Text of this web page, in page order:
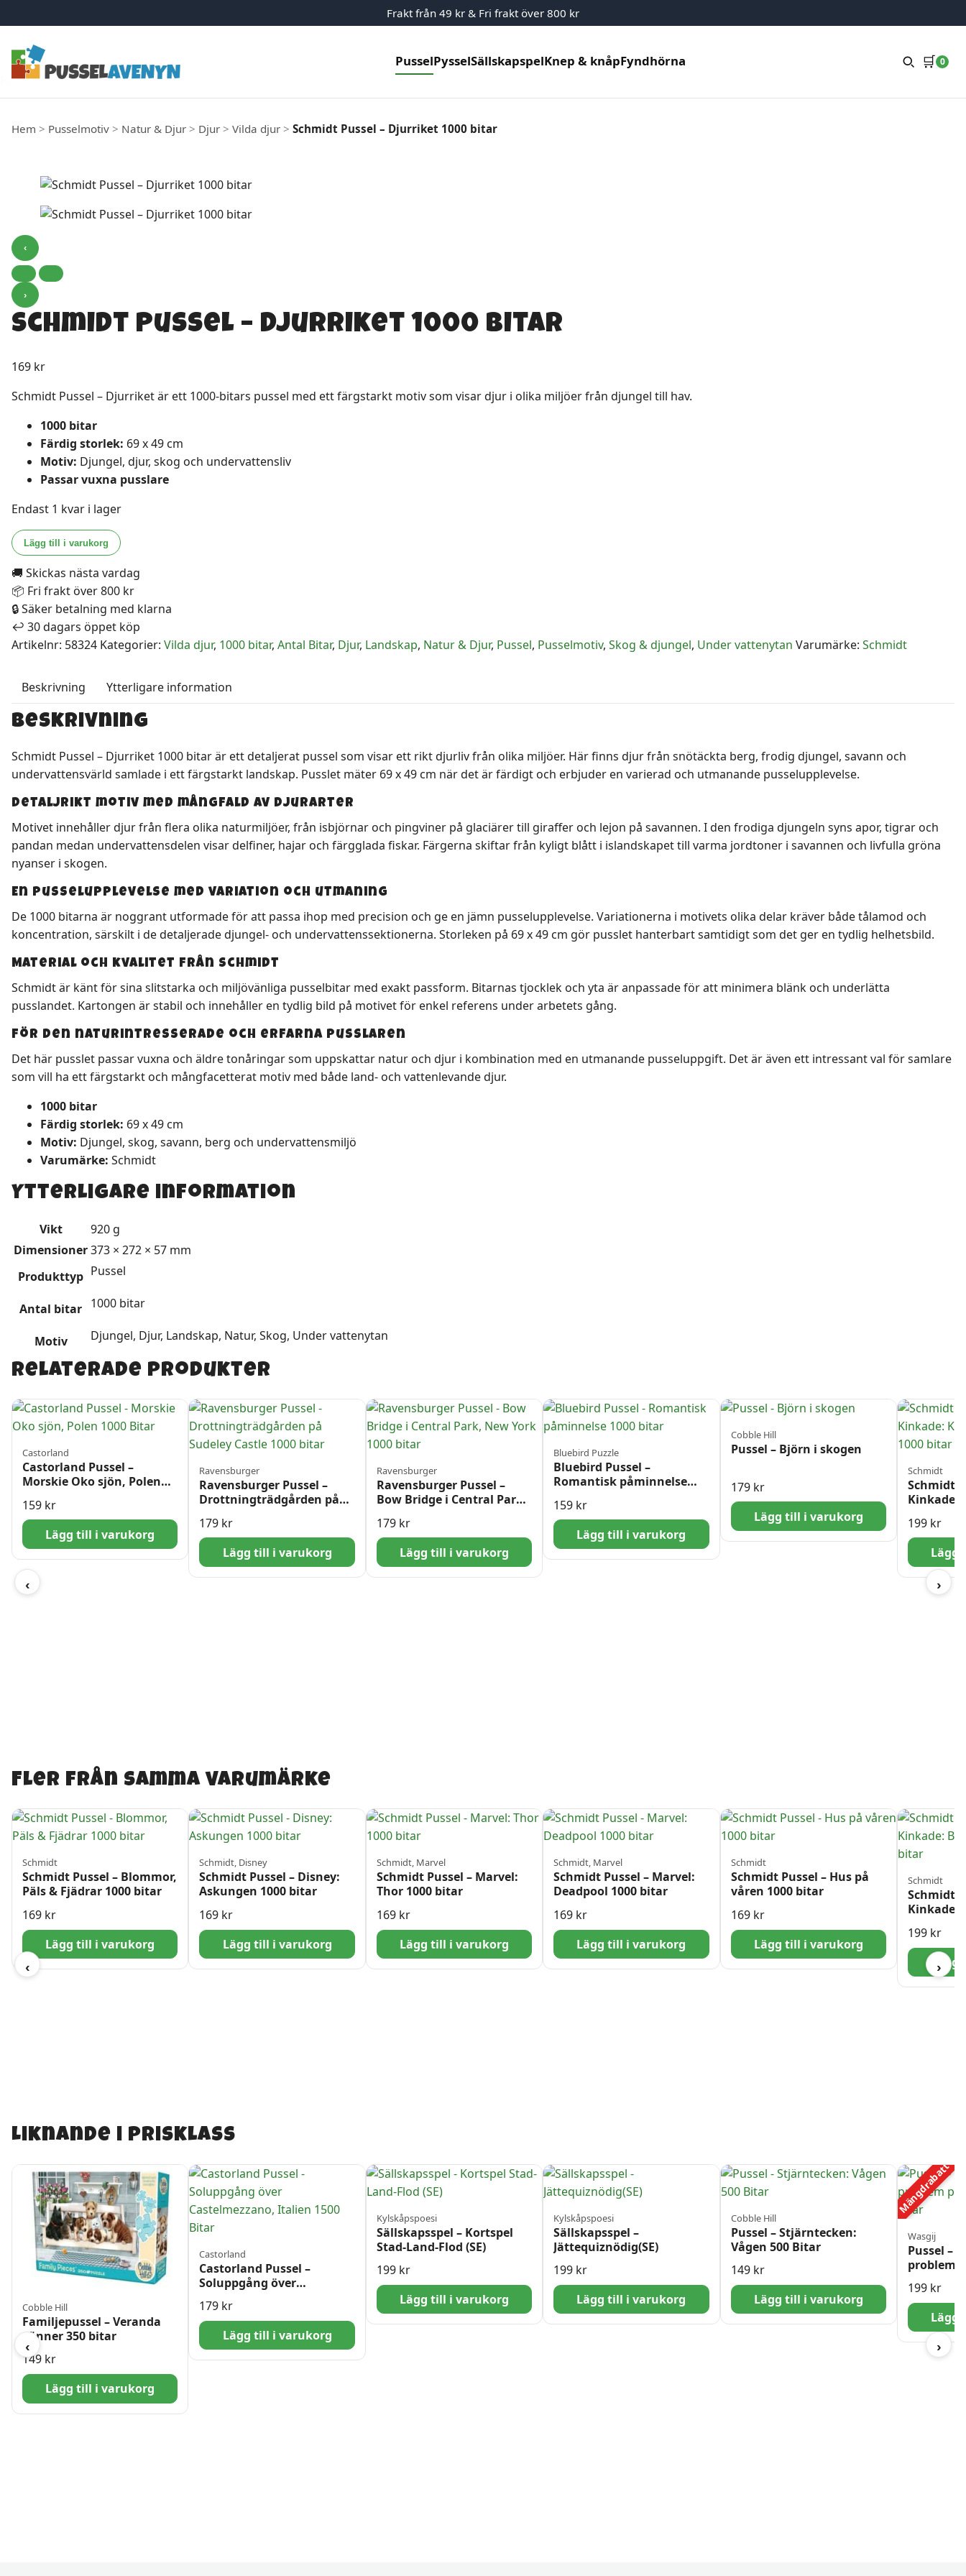
Hoppa till innehåll
Frakt från 49 kr & Fri frakt över 800 kr
PusselPysselSällskapspelKnep & knåpFyndhörna 🛒 0
Hem > Pusselmotiv > Natur & Djur > Djur > Vilda djur > Schmidt Pussel – Djurriket 1000 bitar
‹
›
Schmidt Pussel – Djurriket 1000 bitar
169 kr
Schmidt Pussel – Djurriket är ett 1000-bitars pussel med ett färgstarkt motiv som visar djur i olika miljöer från djungel till hav.
1000 bitar
Färdig storlek: 69 x 49 cm
Motiv: Djungel, djur, skog och undervattensliv
Passar vuxna pusslare
Endast 1 kvar i lager
Schmidt
Pussel
-
Djurriket
1000
bitar
mängd
Lägg till i varukorg
🚚 Skickas nästa vardag
📦 Fri frakt över 800 kr
🔒 Säker betalning med klarna
↩️ 30 dagars öppet köp
Artikelnr: 58324 Kategorier: Vilda djur, 1000 bitar, Antal Bitar, Djur, Landskap, Natur & Djur, Pussel, Pusselmotiv, Skog & djungel, Under vattenytan Varumärke: Schmidt
Beskrivning Ytterligare information
Beskrivning
Schmidt Pussel – Djurriket 1000 bitar är ett detaljerat pussel som visar ett rikt djurliv från olika miljöer. Här finns djur från snötäckta berg, frodig djungel, savann och
undervattensvärld samlade i ett färgstarkt landskap. Pusslet mäter 69 x 49 cm när det är färdigt och erbjuder en varierad och utmanande pusselupplevelse.
Detaljrikt motiv med mångfald av djurarter
Motivet innehåller djur från flera olika naturmiljöer, från isbjörnar och pingviner på glaciärer till giraffer och lejon på savannen. I den frodiga djungeln syns apor, tigrar och
pandan medan undervattensdelen visar delfiner, hajar och färgglada fiskar. Färgerna skiftar från kyligt blått i islandskapet till varma jordtoner i savannen och livfulla gröna
nyanser i skogen.
En pusselupplevelse med variation och utmaning
De 1000 bitarna är noggrant utformade för att passa ihop med precision och ge en jämn pusselupplevelse. Variationerna i motivets olika delar kräver både tålamod och
koncentration, särskilt i de detaljerade djungel- och undervattenssektionerna. Storleken på 69 x 49 cm gör pusslet hanterbart samtidigt som det ger en tydlig helhetsbild.
Material och kvalitet från Schmidt
Schmidt är känt för sina slitstarka och miljövänliga pusselbitar med exakt passform. Bitarnas tjocklek och yta är anpassade för att minimera blänk och underlätta
pusslandet. Kartongen är stabil och innehåller en tydlig bild på motivet för enkel referens under arbetets gång.
För den naturintresserade och erfarna pusslaren
Det här pusslet passar vuxna och äldre tonåringar som uppskattar natur och djur i kombination med en utmanande pusseluppgift. Det är även ett intressant val för samlare
som vill ha ett färgstarkt och mångfacetterat motiv med både land- och vattenlevande djur.
1000 bitar
Färdig storlek: 69 x 49 cm
Motiv: Djungel, skog, savann, berg och undervattensmiljö
Varumärke: Schmidt
Ytterligare information
Vikt
920 g
Dimensioner373 × 272 × 57 mm
Produkttyp Pussel
Antal bitar 1000 bitar
Motiv Djungel, Djur, Landskap, Natur, Skog, Under vattenytan
Relaterade produkter
‹
Castorland
Castorland Pussel –
Morskie Oko sjön, Polen
159 kr
Lägg till i varukorg
Ravensburger
Ravensburger Pussel –
Drottningträdgården på
179 kr
Lägg till i varukorg
Ravensburger
Ravensburger Pussel –
Bow Bridge i Central Park,
179 kr
Lägg till i varukorg
Bluebird Puzzle
Bluebird Pussel –
Romantisk påminnelse
159 kr
Lägg till i varukorg
Cobble Hill
Pussel – Björn i skogen
179 kr
Lägg till i varukorg
Schmidt
Schmidt
Kinkade:
199 kr
Lägg
›
Fler från samma varumärke
‹
Schmidt
Schmidt Pussel – Blommor,
Päls & Fjädrar 1000 bitar
169 kr
Lägg till i varukorg
Schmidt, Disney
Schmidt Pussel – Disney:
Askungen 1000 bitar
169 kr
Lägg till i varukorg
Schmidt, Marvel
Schmidt Pussel – Marvel:
Thor 1000 bitar
169 kr
Lägg till i varukorg
Schmidt, Marvel
Schmidt Pussel – Marvel:
Deadpool 1000 bitar
169 kr
Lägg till i varukorg
Schmidt
Schmidt Pussel – Hus på
våren 1000 bitar
169 kr
Lägg till i varukorg
Schmidt
Schmidt
Kinkade:
199 kr
›
Liknande i prisklass
‹
Cobble Hill
Familjepussel – Veranda
vänner 350 bitar
149 kr
Lägg till i varukorg
Castorland
Castorland Pussel –
Soluppgång över
1500 Bitar
179 kr
Lägg till i varukorg
Kylskåpspoesi
Sällskapsspel – Kortspel
Stad-Land-Flod (SE)
199 kr
Lägg till i varukorg
Kylskåpspoesi
Sällskapsspel –
Jättequiznödig(SE)
199 kr
Lägg till i varukorg
Cobble Hill
Pussel – Stjärntecken:
Vågen 500 Bitar
149 kr
Lägg till i varukorg
Mängdrabatt
Wasgij
Pussel –
problem
199 kr
Lägg
›